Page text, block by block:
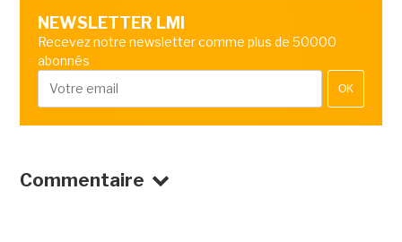
NEWSLETTER LMI
Recevez notre newsletter comme plus de 50000
abonnés
OK
Commentaire